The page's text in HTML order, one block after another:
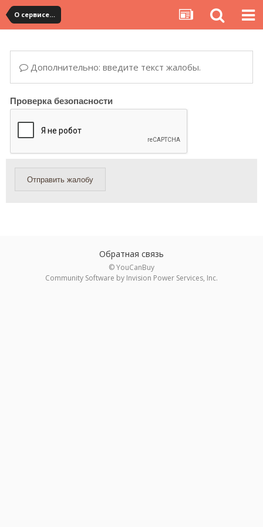
О сервисе, сайте и форуме
Дополнительно: введите текст жалобы.
Проверка безопасности
Отправить жалобу
Обратная связь
© YouCanBuy
Community Software by Invision Power Services, Inc.